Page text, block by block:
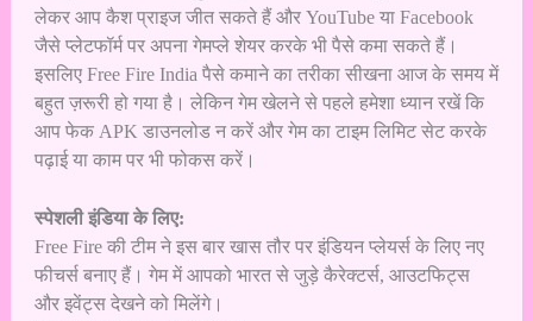
लेकर आप कैश प्राइज जीत सकते हैं और YouTube या Facebook
जैसे प्लेटफॉर्म पर अपना गेमप्ले शेयर करके भी पैसे कमा सकते हैं।
इसलिए Free Fire India पैसे कमाने का तरीका सीखना आज के समय में
बहुत ज़रूरी हो गया है। लेकिन गेम खेलने से पहले हमेशा ध्यान रखें कि
आप फेक APK डाउनलोड न करें और गेम का टाइम लिमिट सेट करके
पढ़ाई या काम पर भी फोकस करें।
स्पेशली इंडिया के लिए:
Free Fire की टीम ने इस बार खास तौर पर इंडियन प्लेयर्स के लिए नए
फीचर्स बनाए हैं। गेम में आपको भारत से जुड़े कैरेक्टर्स, आउटफिट्स
और इवेंट्स देखने को मिलेंगे।